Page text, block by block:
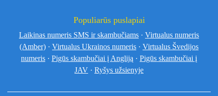
Populiarūs puslapiai
Laikinas numeris SMS ir skambučiams · Virtualus numeris
(Amber) · Virtualus Ukrainos numeris · Virtualus Švedijos
numeris · Pigūs skambučiai į Angliją · Pigūs skambučiai į
JAV · Ryšys užsienyje